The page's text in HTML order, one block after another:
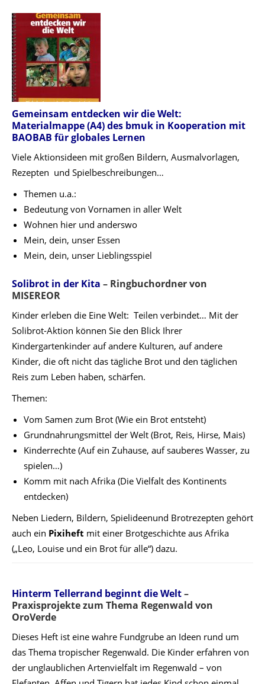
Gemeinsam entdecken wir die Welt:
Materialmappe (A4) des bmuk in Kooperation mit
BAOBAB für globales Lernen
Viele Aktionsideen mit großen Bildern, Ausmalvorlagen,
Rezepten und Spielbeschreibungen…
Themen u.a.:
Bedeutung von Vornamen in aller Welt
Wohnen hier und anderswo
Mein, dein, unser Essen
Mein, dein, unser Lieblingsspiel
Solibrot in der Kita – Ringbuchordner von
MISEREOR
Kinder erleben die Eine Welt: Teilen verbindet… Mit der
Solibrot-Aktion können Sie den Blick Ihrer
Kindergartenkinder auf andere Kulturen, auf andere
Kinder, die oft nicht das tägliche Brot und den täglichen
Reis zum Leben haben, schärfen.
Themen:
Vom Samen zum Brot (Wie ein Brot entsteht)
Grundnahrungsmittel der Welt (Brot, Reis, Hirse, Mais)
Kinderrechte (Auf ein Zuhause, auf sauberes Wasser, zu
spielen…)
Komm mit nach Afrika (Die Vielfalt des Kontinents
entdecken)
Neben Liedern, Bildern, Spielideenund Brotrezepten gehört
auch ein Pixiheft mit einer Brotgeschichte aus Afrika
(„Leo, Louise und ein Brot für alle“) dazu.
Hinterm Tellerrand beginnt die Welt–
Praxisprojekte zum Thema Regenwald von
OroVerde
Dieses Heft ist eine wahre Fundgrube an Ideen rund um
das Thema tropischer Regenwald. Die Kinder erfahren von
der unglaublichen Artenvielfalt im Regenwald – von